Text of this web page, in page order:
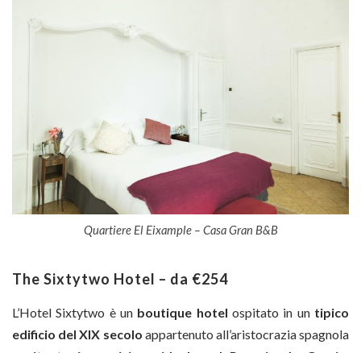
Quartiere El Eixample – Casa Gran B&B
The Sixtytwo Hotel – da €254
L’Hotel Sixtytwo è un boutique hotel ospitato in un tipico
edificio del XIX secolo appartenuto all’aristocrazia spagnola